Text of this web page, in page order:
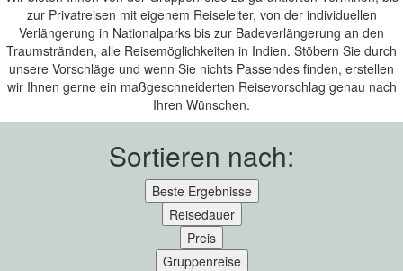
zur Privatreisen mit eigenem Reiseleiter, von der individuellen
Verlängerung in Nationalparks bis zur Badeverlängerung an den
Traumstränden, alle Reisemöglichkeiten in Indien. Stöbern Sie durch
unsere Vorschläge und wenn Sie nichts Passendes finden, erstellen
wir Ihnen gerne ein maßgeschneiderten Reisevorschlag genau nach
Ihren Wünschen.
Sortieren nach:
Beste Ergebnisse
Reisedauer
Preis
Gruppenreise